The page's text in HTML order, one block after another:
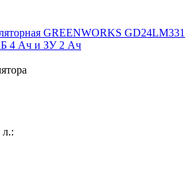
GREENWORKS GD24LM331
4 Ач и ЗУ 2 Ач
л.: